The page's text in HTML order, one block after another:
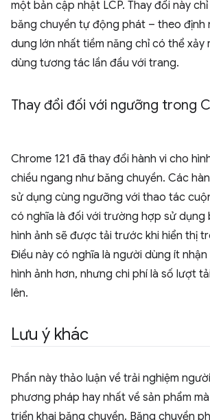
một bản cập nhật LCP. Thay đổi này
băng chuyền tự động phát – theo định
dung lớn nhất tiềm năng chỉ có thể xảy
dùng tương tác lần đầu với trang.
Thay đổi đối với ngưỡng trong
Chrome 121 đã thay đổi hành vi cho
chiều ngang như băng chuyền. Các
sử dụng cùng ngưỡng với thao tác
có nghĩa là đối với trường hợp sử dụng
hình ảnh sẽ được tải trước khi hiển thị
Điều này có nghĩa là người dùng ít
hình ảnh hơn, nhưng chi phí là số lượt
lên.
Lưu ý khác
Phần này thảo luận về trải nghiệm
phương pháp hay nhất về sản phẩm
triển khai băng chuyền. Băng chuyền